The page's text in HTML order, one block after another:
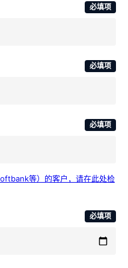
必填项
必填项
必填项
等）的客户，请在此处检
必填项